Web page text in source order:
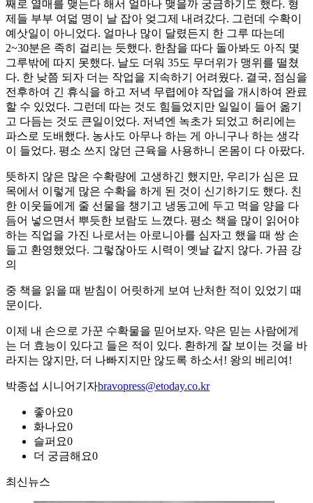
째로 열매를 맺는다 해서 얼마나 맺을까 궁금하기도 했다. 형
제들 부부 여덟 명이 날 잡아 엊그제 내려갔다. 그런데 수확이
예삿일이 아니었다. 얼마나 많이 달렸든지 한 그루 따는데
2~30분은 족히 걸리는 듯했다. 한참을 따다 돌아봐도 아직 몇
그루밖에 따지 못했다. 날도 더워 35도 무더위가 맹위를 떨쳤
다. 한 낮쯤 되자 더는 작업을 지속하기 어려웠다. 결국, 점심을
전후하여 긴 휴식을 하고 저녁 무렵에야 작업을 개시하여 완료
할 수 있었다. 그런데 따는 것도 힘들었지만 일일이 들어 옮기
고 다듬는 것도 큰일이었다. 저녁엔 녹초가 되었고 허리에는
파스로 도배했다. 농사도 아무나 하는 게 아니구나 하는 생각
이 들었다. 평소 쓰지 않던 근육을 사용하니 온몸이 다 아팠다.
뜻하지 않은 많은 수확량에 고생하긴 했지만, 우리가 심은 묘
목에서 이렇게 많은 수확을 하게 된 것이 신기하기도 했다. 친
한 이웃들에게 줄 선물을 챙기고 냉동고에 두고 먹을 양을 다
듬어 넣으면서 뿌듯한 보람도 느꼈다. 평소 책을 많이 읽어야
하는 직업을 가진 나로서는 아로니아를 심자고 했을 때 쌍 손
들고 환영했었다. 그렇잖아도 시력이 옛날 같지 않다. 가끔 강
의
중 책을 읽을 때 받침이 어릿하게 보여 난처한 적이 있었기 때
문이다.
이제 내 손으로 가꾼 수확물을 믿어보자. 약은 믿는 사람에게
는 더 효능이 있다고 들은 적이 있다. 환하게 잘 보이는 것을 바
라지는 않지만, 더 나빠지지만 않도록 하소서! 왕의 베리여!
박종섭 시니어기자bravopress@etoday.co.kr
좋아요0
화나요0
슬퍼요0
더 궁금해요0
최신뉴스